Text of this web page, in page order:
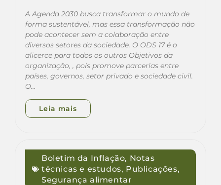
A Agenda 2030 busca transformar o mundo de
forma sustentável, mas essa transformação não
pode acontecer sem a colaboração entre
diversos setores da sociedade. O ODS 17 é o
alicerce para todos os outros Objetivos da
organização, , pois promove parcerias entre
países, governos, setor privado e sociedade civil.
O…
Leia mais
Boletim da Inflação, Notas
técnicas e estudos, Publicações,
Segurança alimentar